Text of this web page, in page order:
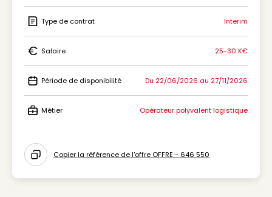
Icon Lieu de la mission
Icon Type de contrat
Type de contrat Interim
Icon Salaire
Salaire 25-30 K€
Icon Période de disponibilité
Période de disponibilité Du 22/06/2026 au 27/11/2026
Métier Opérateur polyvalent logistique
Icon copy to clipboard
Copier la référence de l'offre OFFRE - 646 550